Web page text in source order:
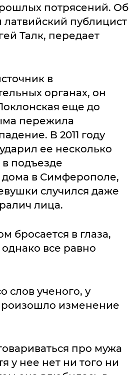
потрясений. Об
публицист
Талк, передает
в
органах, он
еще до
пережила
В 2011 году
ее несколько
в подъезде
дома в Симферополе,
случился даже
лица.
бросается в глаза,
все равно
слов ученого, у
изменение
про мужа
у нее нет ни того ни